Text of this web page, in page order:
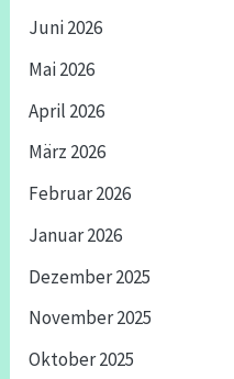
Juni 2026
Mai 2026
April 2026
März 2026
Februar 2026
Januar 2026
Dezember 2025
November 2025
Oktober 2025